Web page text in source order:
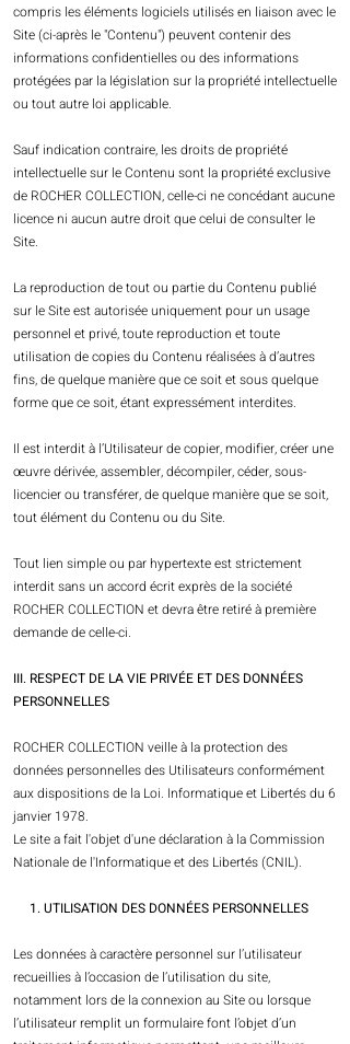
compris les éléments logiciels utilisés en liaison avec le
Site (ci-après le "Contenu") peuvent contenir des
informations confidentielles ou des informations
protégées par la législation sur la propriété intellectuelle
ou tout autre loi applicable.
Sauf indication contraire, les droits de propriété
intellectuelle sur le Contenu sont la propriété exclusive
de ROCHER COLLECTION, celle-ci ne concédant aucune
licence ni aucun autre droit que celui de consulter le
Site.
La reproduction de tout ou partie du Contenu publié
sur le Site est autorisée uniquement pour un usage
personnel et privé, toute reproduction et toute
utilisation de copies du Contenu réalisées à d’autres
fins, de quelque manière que ce soit et sous quelque
forme que ce soit, étant expressément interdites.
Il est interdit à l’Utilisateur de copier, modifier, créer une
œuvre dérivée, assembler, décompiler, céder, sous-
licencier ou transférer, de quelque manière que se soit,
tout élément du Contenu ou du Site.
Tout lien simple ou par hypertexte est strictement
interdit sans un accord écrit exprès de la société
ROCHER COLLECTION et devra être retiré à première
demande de celle-ci.
III. RESPECT DE LA VIE PRIVÉE ET DES DONNÉES
PERSONNELLES
ROCHER COLLECTION veille à la protection des
données personnelles des Utilisateurs conformément
aux dispositions de la Loi. Informatique et Libertés du 6
janvier 1978.
Le site a fait l'objet d'une déclaration à la Commission
Nationale de l'Informatique et des Libertés (CNIL).
1. UTILISATION DES DONNÉES PERSONNELLES
Les données à caractère personnel sur l’utilisateur
recueillies à l’occasion de l’utilisation du site,
notamment lors de la connexion au Site ou lorsque
l’utilisateur remplit un formulaire font l’objet d’un